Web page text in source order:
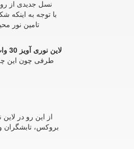
تامین نور
لاین نوری آویز 30 وات آرند میرداماد عرض پهن چراغ خطی
طرفی چون این